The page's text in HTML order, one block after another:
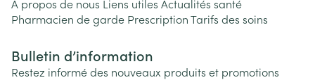
A propos de nous Liens utiles Actualités santé
Pharmacien de garde PrescriptionTarifs des soins
Bulletin d’information
Restez informé des nouveaux produits et promotions